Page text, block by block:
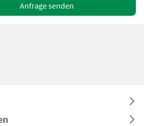
Anfrage senden